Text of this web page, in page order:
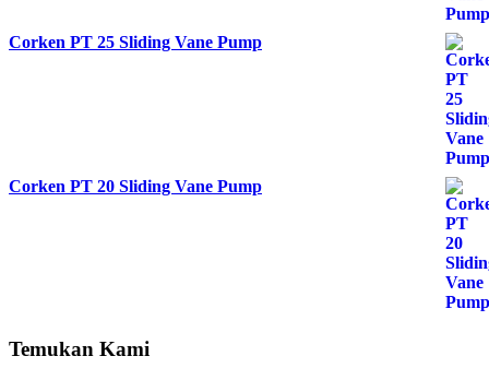
Corken PT 25 Sliding Vane Pump
Corken PT 20 Sliding Vane Pump
Temukan Kami